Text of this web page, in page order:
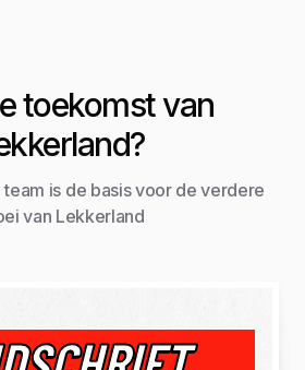
toekomst van
is de basis voor de verdere
van Lekkerland